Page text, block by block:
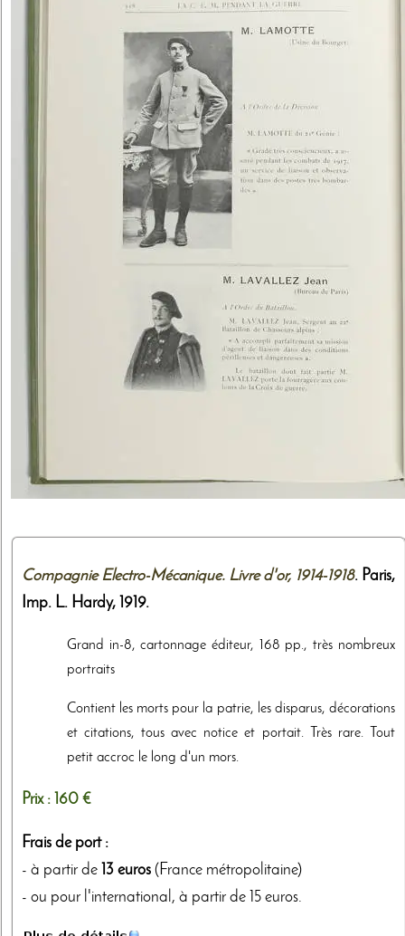
Compagnie Electro-Mécanique. Livre d'or, 1914-1918. Paris,
Imp. L. Hardy, 1919.
Grand in-8, cartonnage éditeur, 168 pp., très nombreux
portraits
Contient les morts pour la patrie, les disparus, décorations
et citations, tous avec notice et portait. Très rare. Tout
petit accroc le long d'un mors.
Prix : 160 €
Frais de port :
- à partir de 13 euros (France métropolitaine)
- ou pour l'international, à partir de 15 euros.